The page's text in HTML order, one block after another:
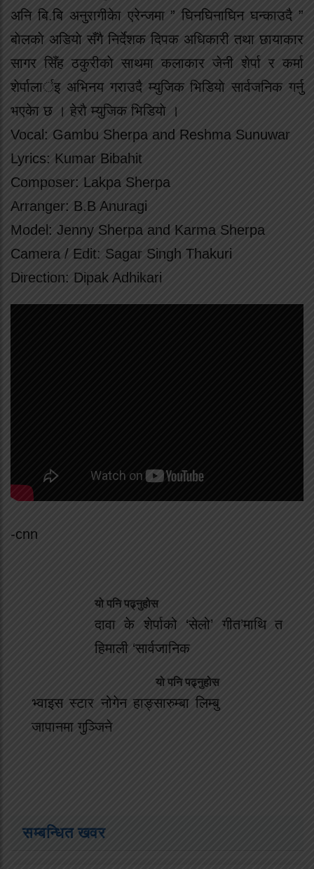
अनि बि.बि अनुरागीकेा एरेन्जमा ” घिनघिनाघिन घन्काउदै ”
बाेलकाे अडियाे सँगै निर्देशक दिपक अधिकारी तथा छायाकार
सागर सिँह ठकुरीकाे साथमा कलाकार जेनी शेर्पा र कर्मा
शेर्पालार्इ अभिनय गराउदै म्युजिक भिडियाे सार्वजनिक गर्नु
भएकेा छ । हेराै म्युजिक भिडियाे ।
Vocal: Gambu Sherpa and Reshma Sunuwar
Lyrics: Kumar Bibahit
Composer: Lakpa Sherpa
Arranger: B.B Anuragi
Model: Jenny Sherpa and Karma Sherpa
Camera / Edit: Sagar Singh Thakuri
Direction: Dipak Adhikari
-cnn
यो पनि पढ्नुहोस
दावा के शेर्पाको ‘सेलो’ गीत’माथि त
हिमाली ‘सार्वजानिक
यो पनि पढ्नुहोस
भ्वाइस स्टार नोगेन हाङ्सारुम्बा लिम्बु
जापानमा गुञ्जिने
सम्बन्धित खवर